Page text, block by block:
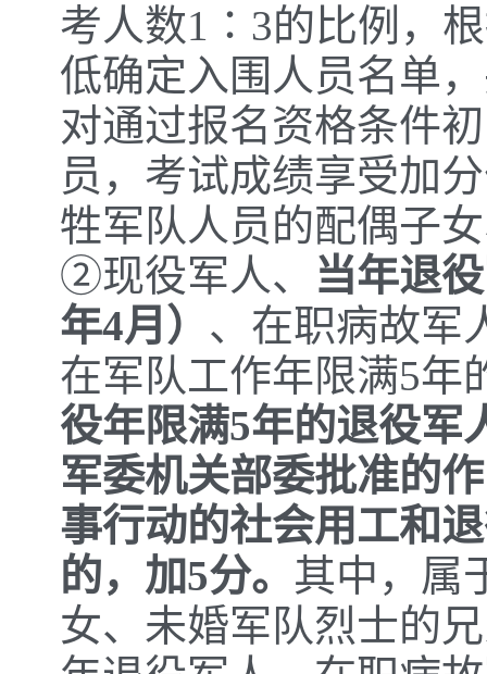
考人数1∶3的比例，
低确定入围人员名单
对通过报名资格条件
员，考试成绩享受加
牲军队人员的配偶子
②现役军人、 当年退
年4月） 、在职病故军
在军队工作年限满5年
役年限满5年的退役军
军委机关部委批准的
事行动的社会用工和
的，加5分。 其中，属
女、未婚军队烈士的